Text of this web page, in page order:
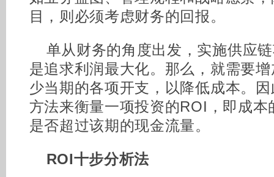
目，则必须考虑财务的回报。
单从财务的角度出发，实施供应
是追求利润最大化。那么，就需要
少当期的各项开支，以降低成本。
方法来衡量一项投资的ROI，即成本
是否超过该期的现金流量。
ROI十步分析法